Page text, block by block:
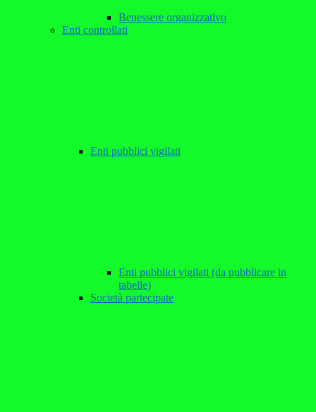
Benessere organizzativo
Enti controllati
Enti pubblici vigilati
Enti pubblici vigilati (da pubblicare in
tabelle)
Società partecipate